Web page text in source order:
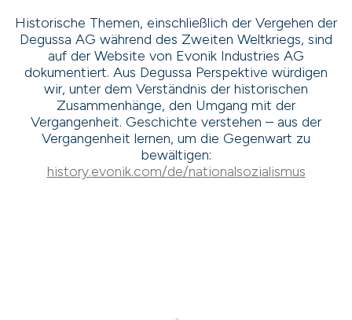
Historische Themen, einschließlich der Vergehen der
Degussa AG während des Zweiten Weltkriegs, sind
auf der Website von Evonik Industries AG
dokumentiert. Aus Degussa Perspektive würdigen
wir, unter dem Verständnis der historischen
Zusammenhänge, den Umgang mit der
Vergangenheit. Geschichte verstehen – aus der
Vergangenheit lernen, um die Gegenwart zu
bewältigen:
history.evonik.com/de/nationalsozialismus